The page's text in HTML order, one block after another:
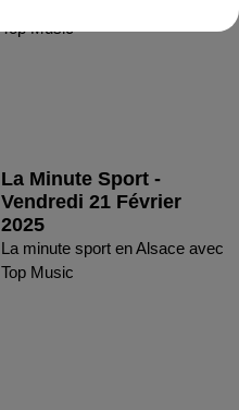
Top Music
La Minute Sport -
Vendredi 21 Février
2025
La minute sport en Alsace avec
Top Music